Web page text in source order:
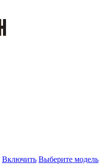
Включить Выберите модель